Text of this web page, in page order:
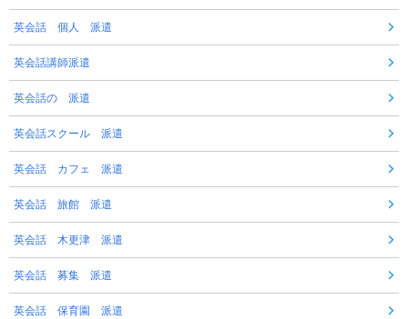
英会話 個人 派遣
英会話講師派遣
英会話の 派遣
英会話スクール 派遣
英会話 カフェ 派遣
英会話 旅館 派遣
英会話 木更津 派遣
英会話 募集 派遣
英会話 保育園 派遣